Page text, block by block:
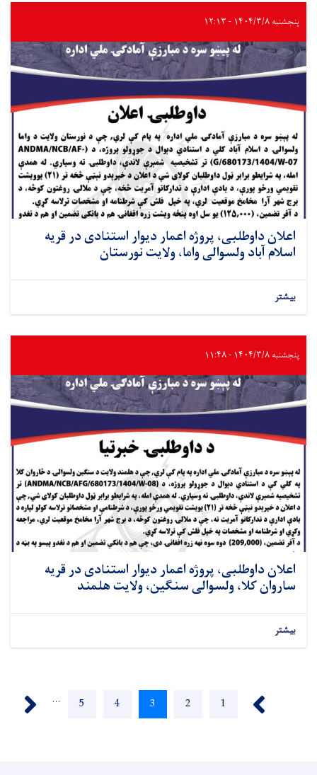
پنجشنبه ۱۴۰۴/۳/۸ - ۱۲:۱۳
اعلان داوطلبی، پروژه اعمار دیوار استنادی در قریه
اسلام آباد ولسوالی واما، ولایت نورستان
بیشتر
پنجشنبه ۱۴۰۴/۳/۸ - ۱۱:۴۸
اعلان داوطلبی، پروژه اعمار دیوار استنادی در قریه
ساروان کلا، ولسوالی سنگین، ولایت هلمند
بیشتر
Page
1
Page
2
Current
3
Page
4
Page
5
…